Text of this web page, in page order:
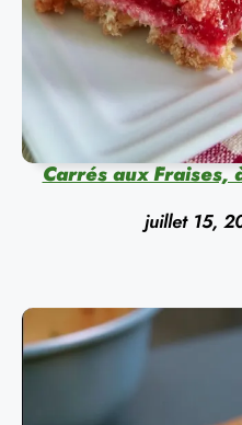
Carrés aux Fraises,
juillet 15,